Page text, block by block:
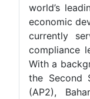
world’s
economic
currently
compliance
With a
the Second
(AP2),